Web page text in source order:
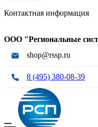
Контактная информация
ООО "Региональные
shop@rssp.ru
8 (495) 380-08-39